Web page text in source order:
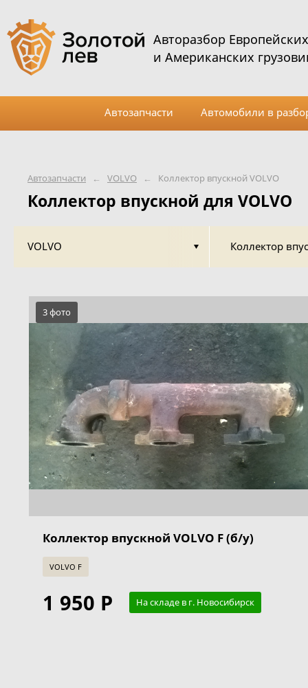
Автозапчасти ← VOLVO ← Коллектор впускной VOLVO
Коллектор впускной для VOLVO
VOLVO Коллектор
3 фото
Коллектор впускной VOLVO F (б/у)
VOLVO F
1 950 Р На складе в г. Новосибирск
Авторазбор Европейских
и Американских
Автозапчасти Автомобили в